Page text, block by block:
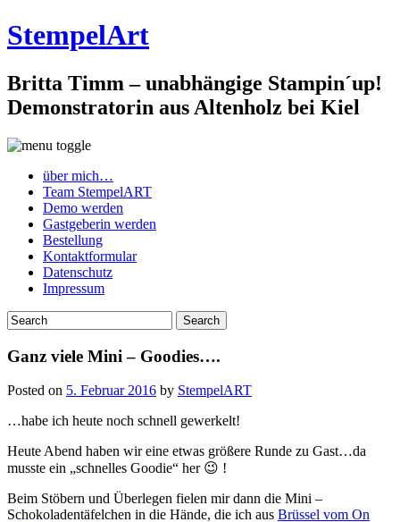
StempelArt
Britta Timm – unabhängige Stampin´up!
Demonstratorin aus Altenholz bei Kiel
über mich…
Team StempelART
Demo werden
Gastgeberin werden
Bestellung
Kontaktformular
Datenschutz
Impressum
Ganz viele Mini – Goodies….
Posted on 5. Februar 2016 by StempelART
…habe ich heute noch schnell gewerkelt!
Heute Abend haben wir eine etwas größere Runde zu Gast…da
musste ein „schnelles Goodie“ her 😉 !
Beim Stöbern und Überlegen fielen mir dann die Mini –
Schokoladentäfelchen in die Hände, die ich aus Brüssel vom On